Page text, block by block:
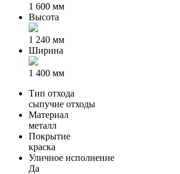
1 600 мм
Высота
1 240 мм
Ширина
1 400 мм
Тип отхода
сыпучие отходы
Материал
металл
Покрытие
краска
Уличное исполнение
Да